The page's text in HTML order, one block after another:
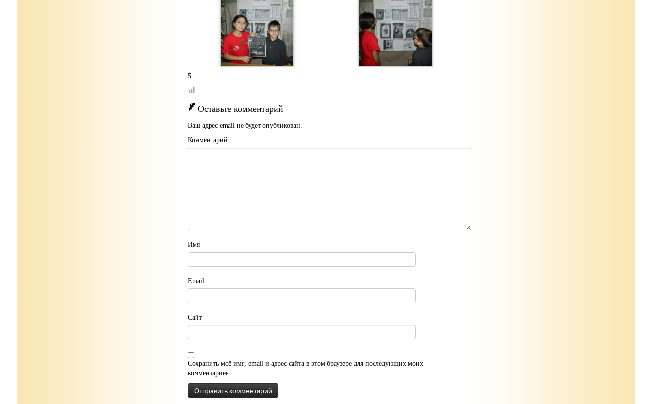
5
Оставьте комментарий
Ваш адрес email не будет опубликован.
Комментарий
Имя
Email
Сайт
Сохранить моё имя, email и адрес сайта в этом браузере для последующих моих
комментариев.